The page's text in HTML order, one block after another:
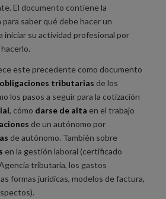
El documento contiene la
saber qué debe hacer un
iniciar su actividad profesional por
este precedente como documento
obligaciones tributarias de los
los pasos a seguir para la cotización
, cómo darse de alta en el trabajo
de un autónomo por
de autónomo. También sobre
en la gestión laboral (certificado
tributaria, los gastos
formas jurídicas, modelos de factura,